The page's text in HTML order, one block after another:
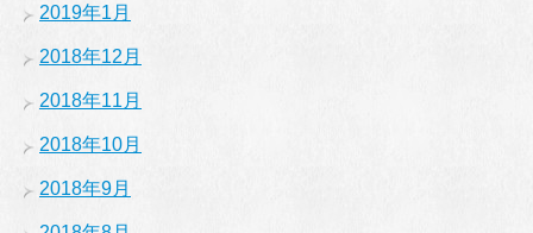
2019年1月
2018年12月
2018年11月
2018年10月
2018年9月